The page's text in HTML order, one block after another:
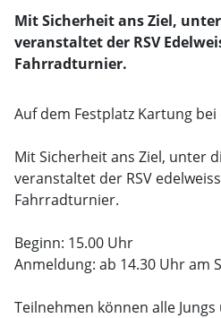
Mit Sicherheit ans Ziel,
veranstaltet der RSV
Fahrradturnier.
Auf dem Festplatz Kartung
Mit Sicherheit ans Ziel, unter
veranstaltet der RSV
Fahrradturnier.
Beginn: 15.00 Uhr
Anmeldung: ab 14.30 Uhr am
Teilnehmen können alle